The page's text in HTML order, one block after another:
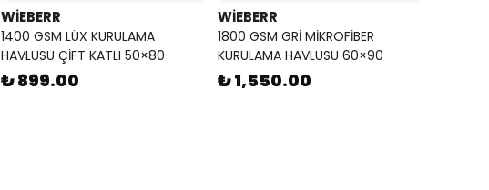
WİEBERR
1400 GSM LÜX KURULAMA
HAVLUSU ÇİFT KATLI 50×80
₺ 899.00
WİEBERR
1800 GSM GRİ MİKROFİBER
KURULAMA HAVLUSU 60×90
₺ 1,550.00